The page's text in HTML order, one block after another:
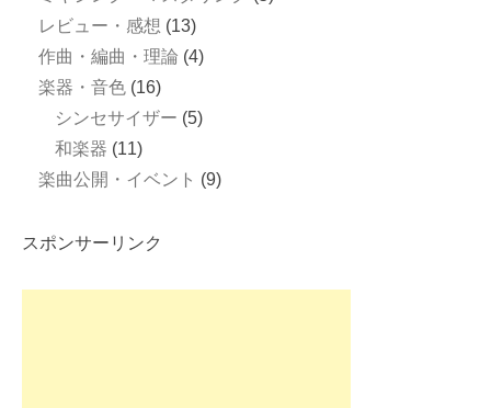
レビュー・感想 (13)
作曲・編曲・理論 (4)
楽器・音色 (16)
シンセサイザー (5)
和楽器 (11)
楽曲公開・イベント (9)
スポンサーリンク